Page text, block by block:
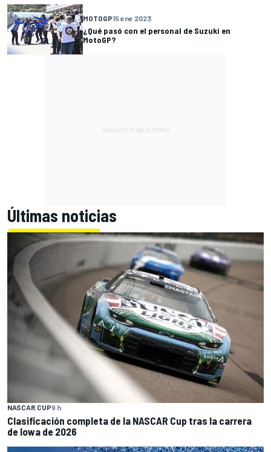
MOTOGP15 ene 2023
¿Qué pasó con el personal de Suzuki en
MotoGP?
Últimas noticias
NASCAR CUP9 h
Clasificación completa de la NASCAR Cup tras la carrera
de Iowa de 2026